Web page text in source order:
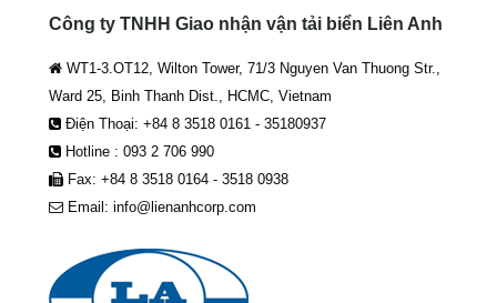
Công ty TNHH Giao nhận vận tải biển Liên Anh
WT1-3.OT12, Wilton Tower, 71/3 Nguyen Van Thuong Str.,
Ward 25, Binh Thanh Dist., HCMC, Vietnam
Điện Thoại: +84 8 3518 0161 - 35180937
Hotline : 093 2 706 990
Fax: +84 8 3518 0164 - 3518 0938
Email: info@lienanhcorp.com